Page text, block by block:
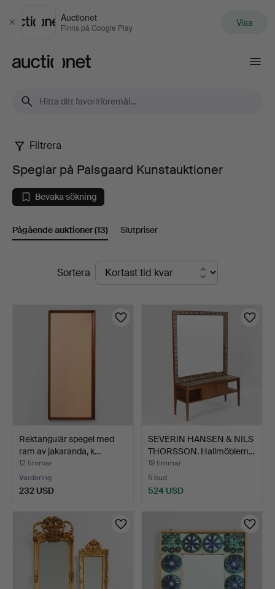
Stäng
Auctionet
Finns på Google Play Visa
Speglar
på
Palsgaard
Kunstauktioner
Filtrera
Speglar på Palsgaard Kunstauktioner
Bevaka sökning
Pågående auktioner(13) Slutpriser
PågåendeSortera
Rektangulär spegel med
ram av jakaranda, k…
12 timmar
Värdering
232 USD
SEVERIN HANSEN & NILS
THORSSON. Hallmöblem…
19 timmar
5 bud
524 USD